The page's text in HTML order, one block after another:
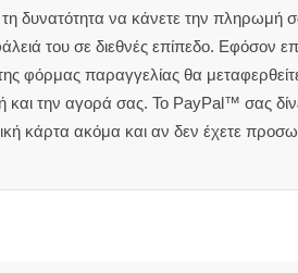
δυνατότητα να κάνετε την πληρωμή
του σε διεθνές επίπεδο. Εφόσον
φόρμας παραγγελίας θα
την αγορά σας. Το PayPal™ σας
κάρτα ακόμα και αν δεν έχετε